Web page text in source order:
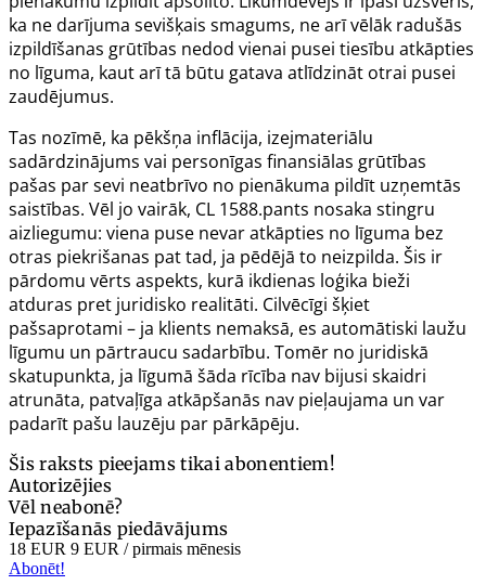
ka ne darījuma sevišķais smagums, ne arī vēlāk radušās
izpildīšanas grūtības nedod vienai pusei tiesību atkāpties
no līguma, kaut arī tā būtu gatava atlīdzināt otrai pusei
zaudējumus.
Tas nozīmē, ka pēkšņa inflācija, izejmateriālu
sadārdzinājums vai personīgas finansiālas grūtības
pašas par sevi neatbrīvo no pienākuma pildīt uzņemtās
saistības. Vēl jo vairāk, CL 1588.pants nosaka stingru
aizliegumu: viena puse nevar atkāpties no līguma bez
otras piekrišanas pat tad, ja pēdējā to neizpilda. Šis ir
pārdomu vērts aspekts, kurā ikdienas loģika bieži
atduras pret juridisko realitāti. Cilvēcīgi šķiet
pašsaprotami – ja klients nemaksā, es automātiski laužu
līgumu un pārtraucu sadarbību. Tomēr no juridiskā
skatupunkta, ja līgumā šāda rīcība nav bijusi skaidri
atrunāta, patvaļīga atkāpšanās nav pieļaujama un var
padarīt pašu lauzēju par pārkāpēju.
Šis raksts pieejams tikai abonentiem!
Autorizējies
Vēl neabonē?
Iepazīšanās piedāvājums
18 EUR 9 EUR / pirmais mēnesis
Abonēt!